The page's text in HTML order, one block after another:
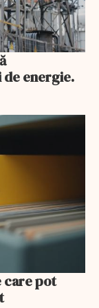
energie.
care pot